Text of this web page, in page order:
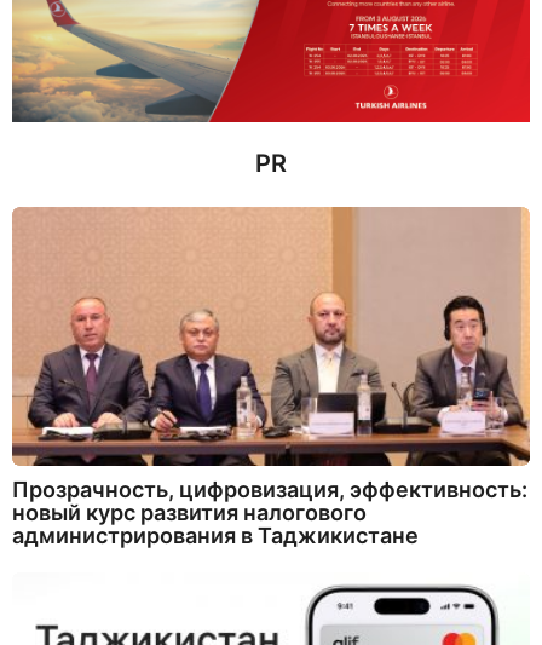
н
а
з
а
д
PR
Прозрачность, цифровизация, эффективность:
новый курс развития налогового
администрирования в Таджикистане